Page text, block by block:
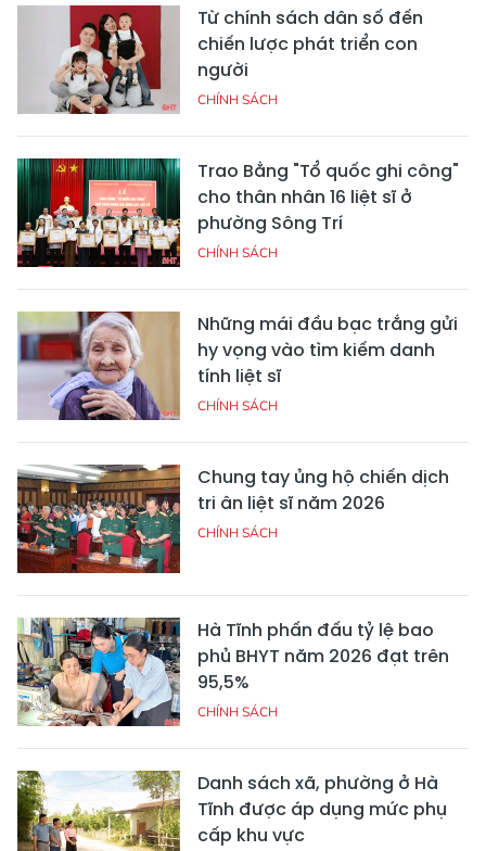
Từ chính sách dân số đến
chiến lược phát triển con
người
CHÍNH SÁCH
Trao Bằng "Tổ quốc ghi công"
cho thân nhân 16 liệt sĩ ở
phường Sông Trí
CHÍNH SÁCH
Những mái đầu bạc trắng gửi
hy vọng vào tìm kiếm danh
tính liệt sĩ
CHÍNH SÁCH
Chung tay ủng hộ chiến dịch
tri ân liệt sĩ năm 2026
CHÍNH SÁCH
Hà Tĩnh phấn đấu tỷ lệ bao
phủ BHYT năm 2026 đạt trên
95,5%
CHÍNH SÁCH
Danh sách xã, phường ở Hà
Tĩnh được áp dụng mức phụ
cấp khu vực